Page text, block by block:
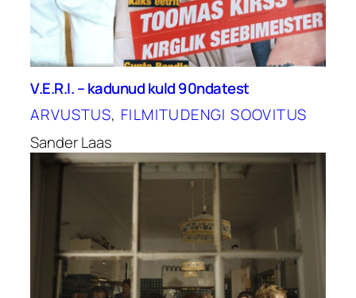
V.E.R.I. – kadunud kuld 90ndatest
ARVUSTUS, FILMITUDENGI SOOVITUS
Sander Laas